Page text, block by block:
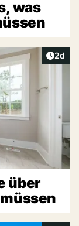
was
2d
über